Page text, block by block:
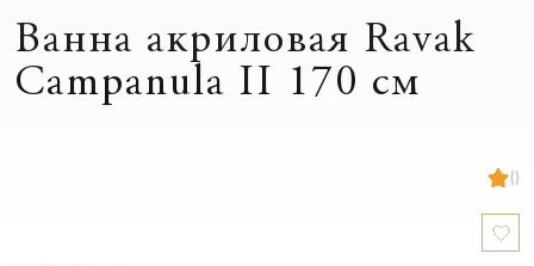
Ванна акриловая Ravak
Campanula II 170 см
()